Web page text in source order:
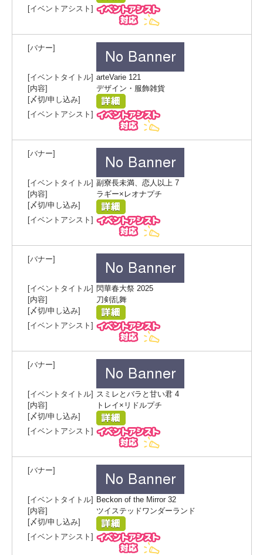
arteVarie 121
デザイン・服飾雑貨
副寮長未満、恋人以上 7
ラギー×レオナプチ
閃華春大祭 2025
刀剣乱舞
スミレとバラと甘い君 4
トレイ×リドルプチ
Beckon of the Mirror 32
ツイステッドワンダーランド